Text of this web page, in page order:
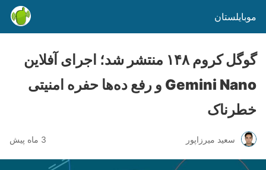
موبایلستان
گوگل کروم ۱۴۸ منتشر شد؛ اجرای آفلاین
Gemini Nano و رفع ده‌ها حفره امنیتی
خطرناک
سعید میرزاپور 3 ماه پیش